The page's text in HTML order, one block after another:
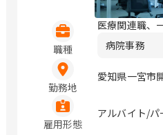
職種
医療関連職、
病院事務
勤務地
愛知県一宮市
雇用形態
アルバイト/パ